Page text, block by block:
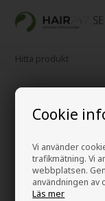
Cookie
Vi använder
trafikmätning. Vi
webbplatsen.
användningen av
Läs mer